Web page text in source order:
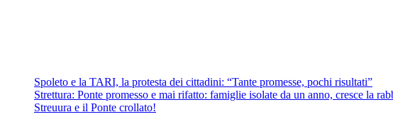
Spoleto e la TARI, la protesta dei cittadini: “Tante promesse, pochi risultati”
Strettura: Ponte promesso e mai rifatto: famiglie isolate da un anno, cresce la
Streuura e il Ponte crollato!